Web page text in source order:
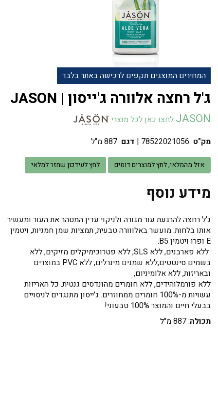
המחירים המוצגים תקפים לרכישה באתר בלבד
JASON לחצו כאן לכל מוצרי
מק"ט 78522021056
| דגם 887 מ"ל
אזל מהמלאי, לחץ למוצרים דומים לחץ לעידכון שחזר למלאי
מידע נוסף
ג'ל רחצה להרגעת עור מגורה ולניקוי עדין המטהר את העור ומעשיר
אותו בלחות. מועשר באלווורה טבעית, תמציות שמן חמניות, ויטמין
E ופרו ויטמין B5.
ללא פארבנים, ללא SLS, ללא פטרוכימיקלים מזיקים, ללא
בשמים סינטטים,ללא שמנים מינרלים, ללא PVC במוצרים
ובאריזות, ללא אלומיניום,
ללא פורמלוהידים, ללא חומרים מהונדסים גנטית. כל האריזות
עשויות מ-100% חומרים ממחוזרים. ג'ייסון מתנגדים לניסויים
בבעלי חיים והמוצר 100% טבעוני!
תכולה: 887 מ"ל